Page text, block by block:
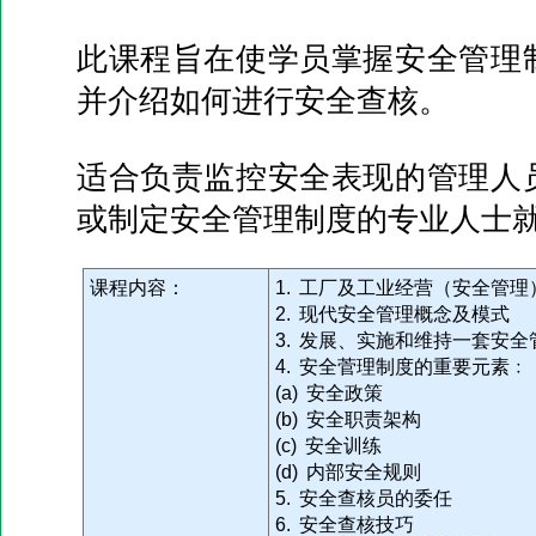
此课程旨在使学员掌握安全管
并介绍如何进行安全查核。
适合负责监控安全表现的管理人
或制定安全管理制度的专业人士
课程内容：
1. 工厂及工业经营（安全管理
2. 现代安全管理概念及模式
3. 发展、实施和维持一套安全
4. 安全菅理制度的重要元素﹕
(a) 安全政策
(b) 安全职责架构
(c) 安全训练
(d) 内部安全规则
5. 安全查核员的委任
6. 安全查核技巧